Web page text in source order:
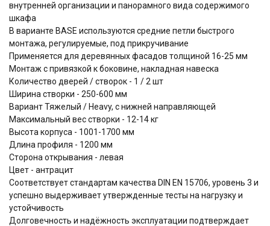
внутренней организации и панорамного вида содержимого
шкафа
В варианте BASE используются средние петли быстрого
монтажа, регулируемые, под прикручивание
Применяется для деревянных фасадов толщиной 16-25 мм
Монтаж с привязкой к боковине, накладная навеска
Количество дверей / створок - 1 / 2 шт
Ширина створки - 250-600 мм
Вариант Тяжелый / Heavy, c нижней направляющей
Максимальный вес створки - 12-14 кг
Высота корпуса - 1001-1700 мм
Длина профиля - 1200 мм
Сторона открывания - левая
Цвет - антрацит
Соответствует стандартам качества DIN EN 15706, уровень 3 и
успешно выдерживает утвержденные тесты на нагрузку и
устойчивость
Долговечность и надёжность эксплуатации подтверждает